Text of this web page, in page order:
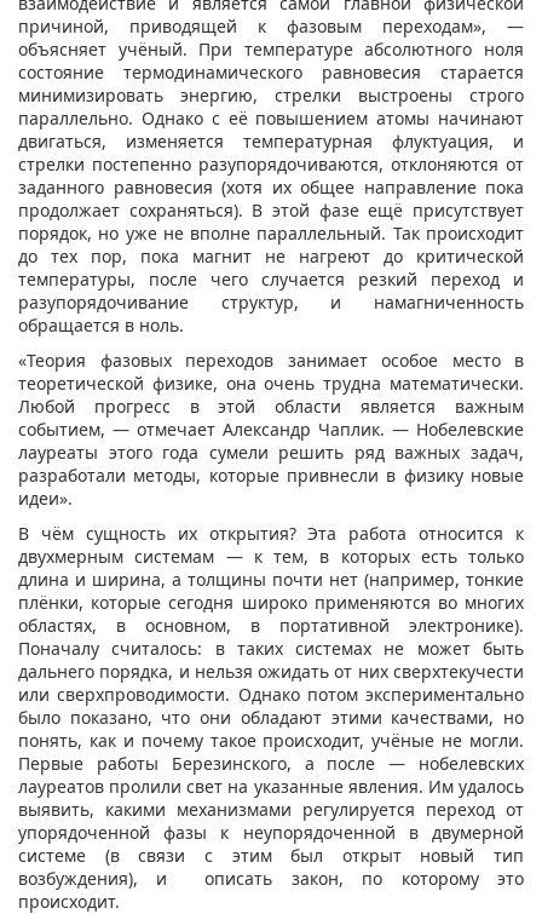
причиной, приводящей к фазовым переходам», —
объясняет учёный. При температуре абсолютного ноля
состояние термодинамического равновесия старается
минимизировать энергию, стрелки выстроены строго
параллельно. Однако с её повышением атомы начинают
двигаться, изменяется температурная флуктуация, и
стрелки постепенно разупорядочиваются, отклоняются от
заданного равновесия (хотя их общее направление пока
продолжает сохраняться). В этой фазе ещё присутствует
порядок, но уже не вполне параллельный. Так происходит
до тех пор, пока магнит не нагреют до критической
температуры, после чего случается резкий переход и
разупорядочивание структур, и намагниченность
обращается в ноль.
«Теория фазовых переходов занимает особое место в
теоретической физике, она очень трудна математически.
Любой прогресс в этой области является важным
событием, — отмечает Александр Чаплик. — Нобелевские
лауреаты этого года сумели решить ряд важных задач,
разработали методы, которые привнесли в физику новые
идеи».
В чём сущность их открытия? Эта работа относится к
двухмерным системам — к тем, в которых есть только
длина и ширина, а толщины почти нет (например, тонкие
плёнки, которые сегодня широко применяются во многих
областях, в основном, в портативной электронике).
Поначалу считалось: в таких системах не может быть
дальнего порядка, и нельзя ожидать от них сверхтекучести
или сверхпроводимости. Однако потом экспериментально
было показано, что они обладают этими качествами, но
понять, как и почему такое происходит, учёные не могли.
Первые работы Березинского, а после — нобелевских
лауреатов пролили свет на указанные явления. Им удалось
выявить, какими механизмами регулируется переход от
упорядоченной фазы к неупорядоченной в двумерной
системе (в связи с этим был открыт новый тип
возбуждения), и описать закон, по которому это
происходит.